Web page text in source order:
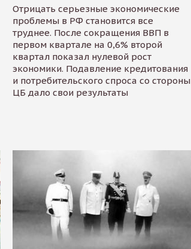
Отрицать серьезные экономические
проблемы в РФ становится все
труднее. После сокращения ВВП в
первом квартале на 0,6% второй
квартал показал нулевой рост
экономики. Подавление кредитования
и потребительского спроса со стороны
ЦБ дало свои результаты